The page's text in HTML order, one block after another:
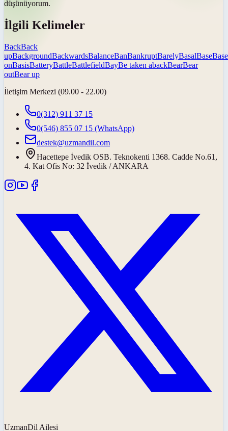
düşünüyorum.
İlgili Kelimeler
BackBack
upBackgroundBackwardsBalanceBanBankruptBarelyBasalBaseBase
onBasisBatteryBattleBattlefieldBayBe taken abackBearBear
outBear up
İletişim Merkezi (09.00 - 22.00)
0(312) 911 37 15
0(546) 855 07 15 (WhatsApp)
destek@uzmandil.com
Hacettepe İvedik OSB. Teknokenti 1368. Cadde No.61,
4. Kat Ofis No: 32 İvedik / ANKARA
UzmanDil Ailesi